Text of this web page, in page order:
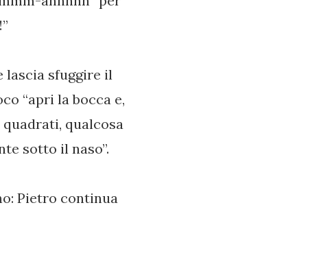
lascia sfuggire il
“apri la bocca e,
qualcosa
sotto il naso”.
Pietro continua